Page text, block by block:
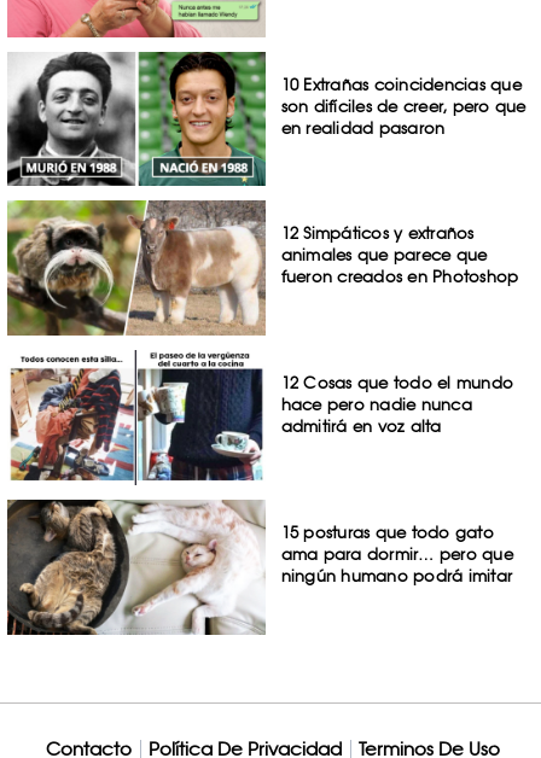
10 Extrañas coincidencias que
son difíciles de creer, pero que
en realidad pasaron
12 Simpáticos y extraños
animales que parece que
fueron creados en Photoshop
12 Cosas que todo el mundo
hace pero nadie nunca
admitirá en voz alta
15 posturas que todo gato
ama para dormir… pero que
ningún humano podrá imitar
Contacto Política De Privacidad Terminos De Uso